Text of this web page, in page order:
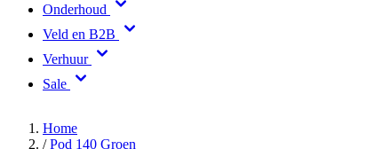
Onderhoud
Veld en B2B
Verhuur
Sale
Home
/ Pod 140 Groen